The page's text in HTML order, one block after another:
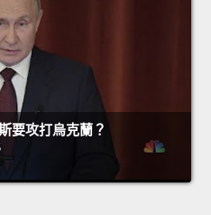
要攻打烏克蘭？